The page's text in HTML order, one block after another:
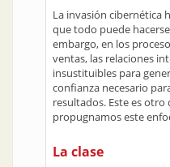
La invasión cibernética
que todo puede
embargo, en los
ventas, las relaciones
insustituibles para
confianza necesario
resultados. Este es
propugnamos este
La clase